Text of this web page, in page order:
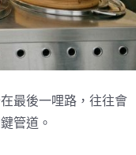
最後一哩路，往往會
管道。